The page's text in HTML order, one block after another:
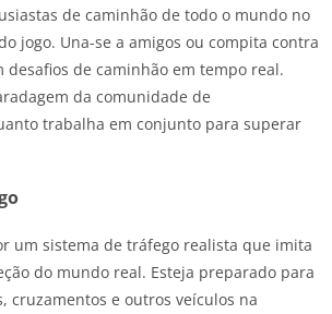
de caminhão de todo o mundo no
jogo. Una-se a amigos ou compita contra
desafios de caminhão em tempo real.
da comunidade de
trabalha em conjunto para superar
um sistema de tráfego realista que imita
do mundo real. Esteja preparado para
cruzamentos e outros veículos na